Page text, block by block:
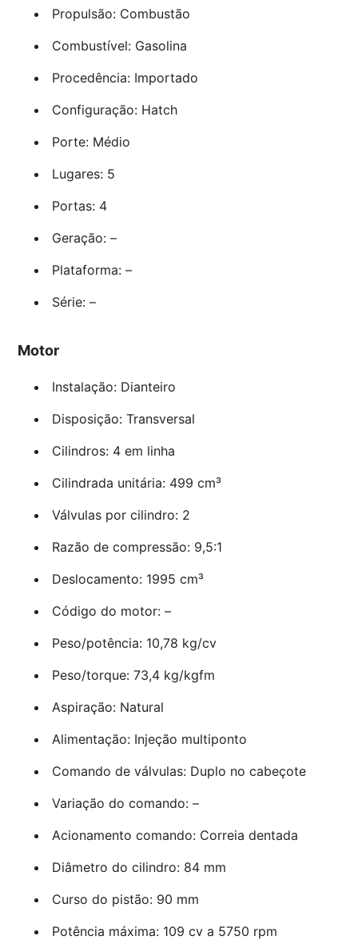
Propulsão: Combustão
Combustível: Gasolina
Procedência: Importado
Configuração: Hatch
Porte: Médio
Lugares: 5
Portas: 4
Geração: –
Plataforma: –
Série: –
Motor
Instalação: Dianteiro
Disposição: Transversal
Cilindros: 4 em linha
Cilindrada unitária: 499 cm³
Válvulas por cilindro: 2
Razão de compressão: 9,5:1
Deslocamento: 1995 cm³
Código do motor: –
Peso/potência: 10,78 kg/cv
Peso/torque: 73,4 kg/kgfm
Aspiração: Natural
Alimentação: Injeção multiponto
Comando de válvulas: Duplo no cabeçote
Variação do comando: –
Acionamento comando: Correia dentada
Diâmetro do cilindro: 84 mm
Curso do pistão: 90 mm
Potência máxima: 109 cv a 5750 rpm